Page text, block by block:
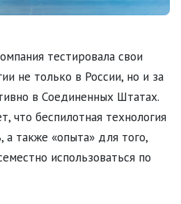
тестировала свои
не только в России, но и за
в Соединенных Штатах.
что беспилотная технология
а также «опыта» для того,
использоваться по